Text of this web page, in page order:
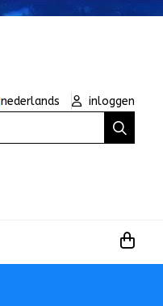
nederlands
inloggen